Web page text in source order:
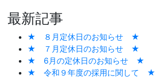
最新記事
★ ８月定休日のお知らせ ★
★ ７月定休日のお知らせ ★
★ 6月の定休日のお知らせ ★
★ 令和９年度の採用に関して ★